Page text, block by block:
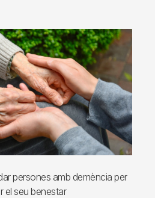
persones amb demència per
el seu benestar